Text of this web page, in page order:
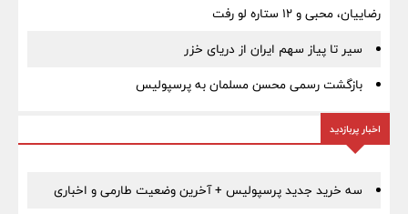
رضاییان، محبی و ۱۲ ستاره لو رفت
سیر تا پیاز سهم ایران از دریای خزر
بازگشت رسمی محسن مسلمان به پرسپولیس
اخبار پربازدید
سه خرید جدید پرسپولیس + آخرین وضعیت طارمی و اخباری